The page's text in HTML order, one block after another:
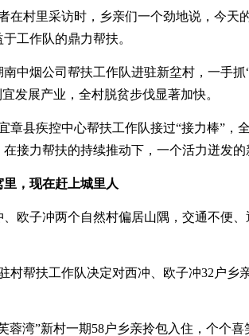
在村里采访时，乡亲们一个劲地说，今天
工作队的鼎力帮扶。
南中烟公司帮扶工作队进驻新坌村，一手
发展产业，全村脱贫步伐显著加快。
章县疾控中心帮扶工作队接过“接力棒”，
接力帮扶的持续推动下，一个活力迸发的
里，现在赶上城里人
、欧子冲两个自然村偏居山隅，交通不便
村帮扶工作队决定对西冲、欧子冲32户乡
蓉湾”新村一期58户乡亲拎包入住，个个喜